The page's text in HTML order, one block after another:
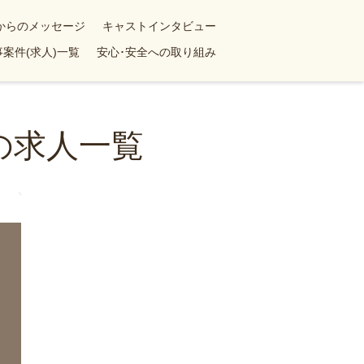
らのメッセージ
キャストインタビュー
案件(求人)一覧 安心･安全への取り組み
求人一覧